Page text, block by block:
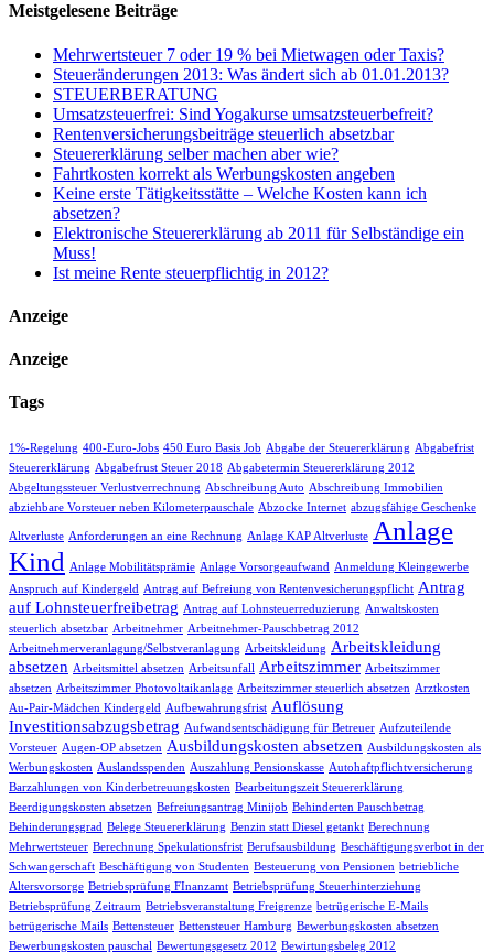
Meistgelesene Beiträge
Mehrwertsteuer 7 oder 19 % bei Mietwagen oder Taxis?
Steueränderungen 2013: Was ändert sich ab 01.01.2013?
STEUERBERATUNG
Umsatzsteuerfrei: Sind Yogakurse umsatzsteuerbefreit?
Rentenversicherungsbeiträge steuerlich absetzbar
Steuererklärung selber machen aber wie?
Fahrtkosten korrekt als Werbungskosten angeben
Keine erste Tätigkeitsstätte – Welche Kosten kann ich
absetzen?
Elektronische Steuererklärung ab 2011 für Selbständige ein
Muss!
Ist meine Rente steuerpflichtig in 2012?
Anzeige
Anzeige
Tags
1%-Regelung 400-Euro-Jobs 450 Euro Basis Job Abgabe der Steuererklärung Abgabefrist
Steuererklärung Abgabefrust Steuer 2018 Abgabetermin Steuererklärung 2012
Abgeltungssteuer Verlustverrechnung Abschreibung Auto Abschreibung Immobilien
abziehbare Vorsteuer neben Kilometerpauschale Abzocke Internet abzugsfähige Geschenke
Altverluste Anforderungen an eine Rechnung Anlage KAP Altverluste Anlage
Kind
Anlage Mobilitätsprämie Anlage Vorsorgeaufwand
Anmeldung Kleingewerbe
Anspruch auf Kindergeld
Antrag auf Befreiung von Rentenvesicherungspflicht Antrag
auf Lohnsteuerfreibetrag Antrag auf Lohnsteuerreduzierung Anwaltskosten
steuerlich absetzbar Arbeitnehmer Arbeitnehmer-Pauschbetrag 2012
Arbeitnehmerveranlagung/Selbstveranlagung Arbeitskleidung Arbeitskleidung
absetzen Arbeitsmittel absetzen Arbeitsunfall Arbeitszimmer Arbeitszimmer
absetzen Arbeitszimmer Photovoltaikanlage Arbeitszimmer steuerlich absetzen Arztkosten
Au-Pair-Mädchen Kindergeld
Aufbewahrungsfrist Auflösung
Investitionsabzugsbetrag Aufwandsentschädigung für Betreuer Aufzuteilende
Vorsteuer Augen-OP absetzen Ausbildungskosten absetzen Ausbildungskosten als
Werbungskosten Auslandsspenden Auszahlung Pensionskasse Autohaftpflichtversicherung
Barzahlungen von Kinderbetreuungskosten Bearbeitungszeit Steuererklärung
Beerdigungskosten absetzen Befreiungsantrag Minijob Behinderten Pauschbetrag
Behinderungsgrad Belege Steuererklärung Benzin statt Diesel getankt Berechnung
Mehrwertsteuer Berechnung Spekulationsfrist Berufsausbildung Beschäftigungsverbot in der
Schwangerschaft Beschäftigung von Studenten Besteuerung von Pensionen betriebliche
Altersvorsorge Betriebsprüfung FInanzamt Betriebsprüfung Steuerhinterziehung
Betriebsprüfung Zeitraum Betriebsveranstaltung Freigrenze betrügerische E-Mails
betrügerische Mails Bettensteuer Bettensteuer Hamburg Bewerbungskosten absetzen
Bewerbungskosten pauschal Bewertungsgesetz 2012 Bewirtungsbeleg 2012